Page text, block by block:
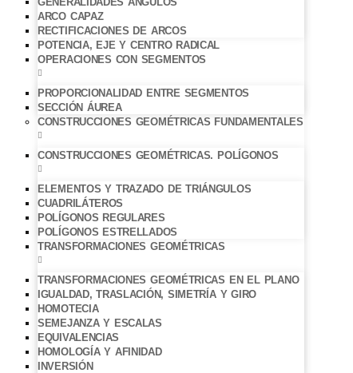
ARCO CAPAZ
RECTIFICACIONES DE ARCOS
POTENCIA, EJE Y CENTRO RADICAL
OPERACIONES CON SEGMENTOS
PROPORCIONALIDAD ENTRE SEGMENTOS
SECCIÓN ÁUREA
CONSTRUCCIONES GEOMÉTRICAS FUNDAMENTALES
CONSTRUCCIONES GEOMÉTRICAS. POLÍGONOS
ELEMENTOS Y TRAZADO DE TRIÁNGULOS
CUADRILÁTEROS
POLÍGONOS REGULARES
POLÍGONOS ESTRELLADOS
TRANSFORMACIONES GEOMÉTRICAS
TRANSFORMACIONES GEOMÉTRICAS EN EL PLANO
IGUALDAD, TRASLACIÓN, SIMETRÍA Y GIRO
HOMOTECIA
SEMEJANZA Y ESCALAS
EQUIVALENCIAS
HOMOLOGÍA Y AFINIDAD
INVERSIÓN